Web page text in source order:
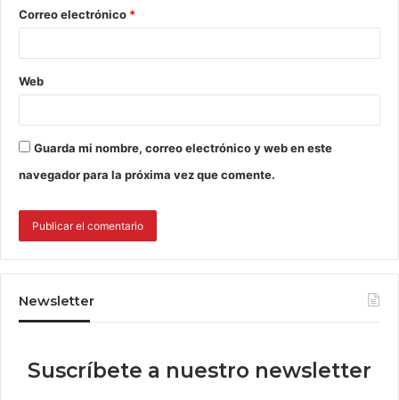
Correo electrónico *
Web
Guarda mi nombre, correo electrónico y web en este
navegador para la próxima vez que comente.
Newsletter
Suscríbete a nuestro newsletter